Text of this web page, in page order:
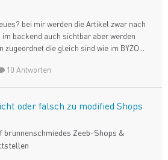
bei mir werden die Artikel zwar nach
backend auch sichtbar aber werden
zugeordnet die gleich sind wie im BYZO...
10 Antworten
oder falsch zu modified Shops
brunnenschmiedes Zeeb-Shops &